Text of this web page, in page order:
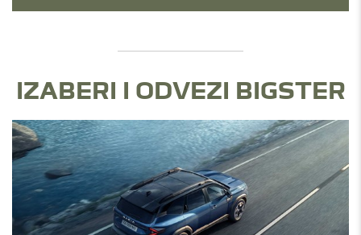
IZABERI I ODVEZI BIGSTER